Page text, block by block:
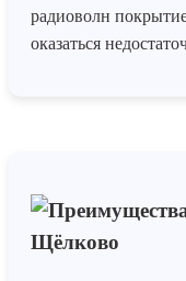
радиоволн
оказаться